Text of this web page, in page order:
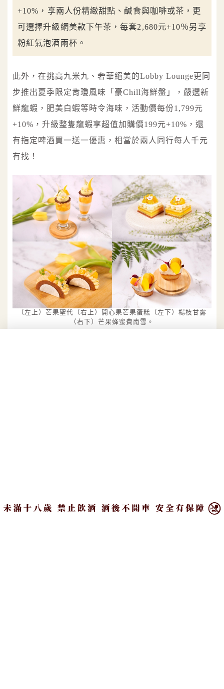
+10%，享兩人份精緻甜點、鹹食與咖啡或茶，更
可選擇升級網美款下午茶，每套2,680元+10％另享
粉紅氣泡酒兩杯。
此外，在挑高九米九、奢華絕美的Lobby Lounge更同
步推出夏季限定肯瓊風味「豪Chill海鮮盤」，嚴選新
鮮龍蝦，肥美白蝦等時令海味，活動價每份1,799元
+10%，升級整隻龍蝦享超值加購價199元+10%，還
有指定啤酒買一送一優惠，相當於兩人同行每人千元
有找！
（左上）芒果聖代（右上）開心果芒果蛋糕（左下）楊枝甘露
（右下）芒果蜂蜜費南雪。
鮮愛文芒果丁、開心果碎點綴，多重口感洋溢誘人果